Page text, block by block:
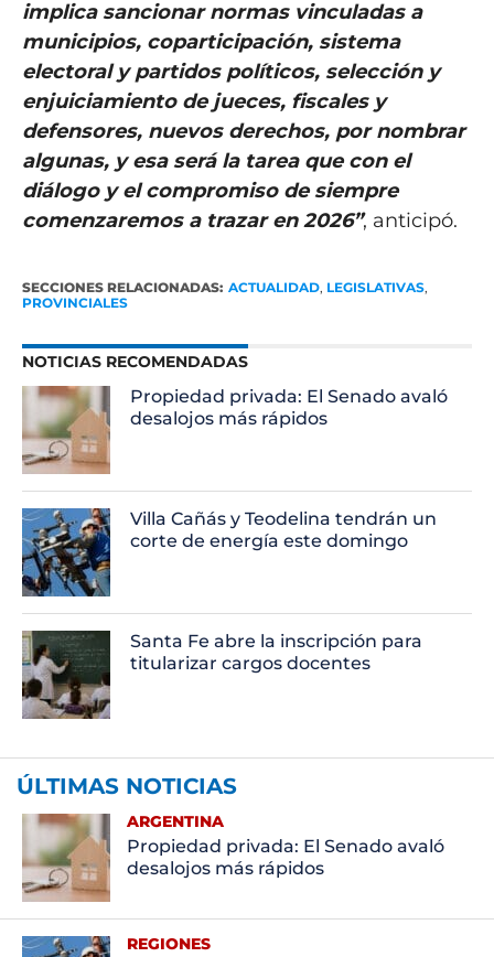
implica sancionar normas vinculadas a
municipios, coparticipación, sistema
electoral y partidos políticos, selección y
enjuiciamiento de jueces, fiscales y
defensores, nuevos derechos, por nombrar
algunas, y esa será la tarea que con el
diálogo y el compromiso de siempre
comenzaremos a trazar en 2026”, anticipó.
SECCIONES RELACIONADAS: ACTUALIDAD, LEGISLATIVAS,
PROVINCIALES
NOTICIAS RECOMENDADAS
Propiedad privada: El Senado avaló
desalojos más rápidos
Villa Cañás y Teodelina tendrán un
corte de energía este domingo
Santa Fe abre la inscripción para
titularizar cargos docentes
ÚLTIMAS NOTICIAS
ARGENTINA
Propiedad privada: El Senado avaló
desalojos más rápidos
REGIONES